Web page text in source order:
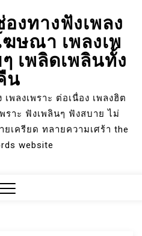
องทางฟังเพลง
ษณา เพลงเพ
เพลิดเพลินทั้ง
น
พลงเพราะ ต่อเนื่อง เพลงฮิต
ราะ ฟังเพลินๆ ฟังสบาย ไม่
เครียด ทลายความเศร้า the
website